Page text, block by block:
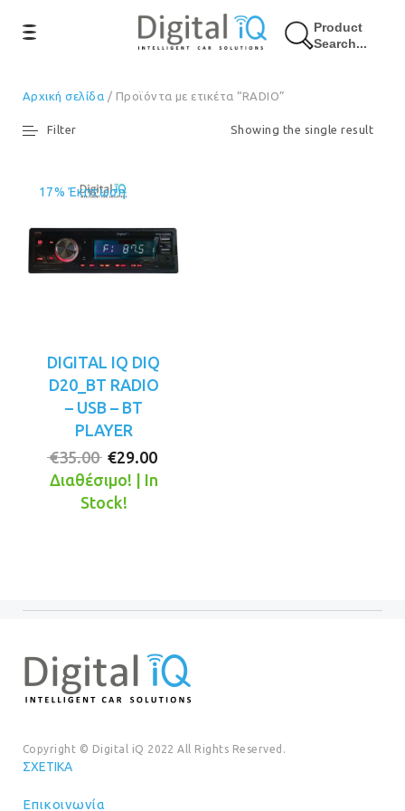
Product
Search...
Αρχική σελίδα / Προϊόντα με ετικέτα “RADIO”
Showing the single result
Filter
17% Έκπτωση
DIGITAL IQ DIQ
D20_BT RADIO
– USB – BT
PLAYER
€35.00 Original
price
was:
€29.00
Διαθέσιμο! | In
Stock!
Copyright © Digital iQ 2022 All Rights Reserved.
ΣΧΕΤΙΚΆ
Επικοινωνία